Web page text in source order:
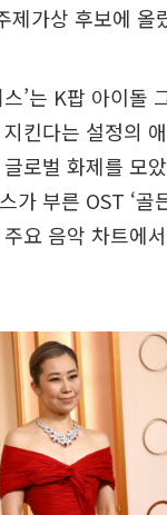
제가상 후보에 올
’는 K팝 아이돌
킨다는 설정의
로벌 화제를 모
가 부른 OST ‘골
요 음악 차트에